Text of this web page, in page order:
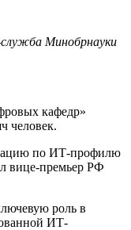
Минобрнауки
кафедр»
человек.
по ИТ-профилю
вице-премьер РФ
роль в
ИТ-